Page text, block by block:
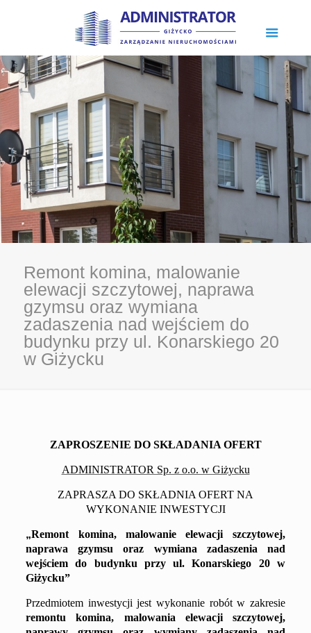
Remont komina, malowanie
elewacji szczytowej, naprawa
gzymsu oraz wymiana
zadaszenia nad wejściem do
budynku przy ul. Konarskiego 20
w Giżycku
ZAPROSZENIE DO SKŁADANIA OFERT
ADMINISTRATOR Sp. z o.o. w Giżycku
ZAPRASZA DO SKŁADNIA OFERT NA
WYKONANIE INWESTYCJI
„Remont komina, malowanie elewacji szczytowej,
naprawa gzymsu oraz wymiana zadaszenia nad
wejściem do budynku przyul.Konarskiego 20
w
Giżycku”
Przedmiotem inwestycji jest wykonanie robót w zakresie
remontu komina, malowania elewacji szczytowej,